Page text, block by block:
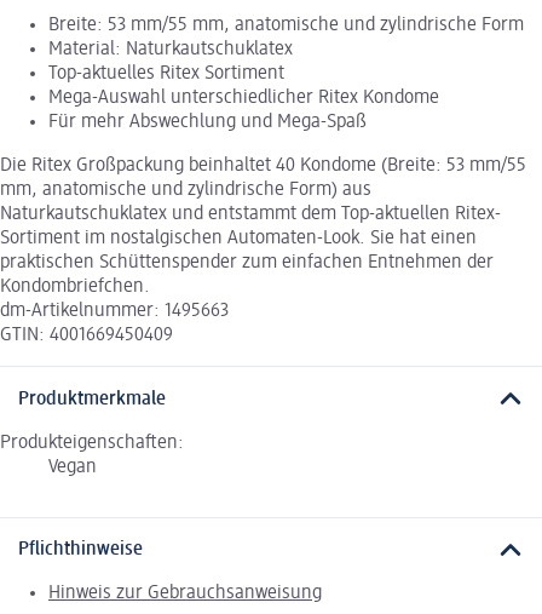
Breite: 53 mm/55 mm, anatomische und zylindrische Form
Material: Naturkautschuklatex
Top-aktuelles Ritex Sortiment
Mega-Auswahl unterschiedlicher Ritex Kondome
Für mehr Abswechlung und Mega-Spaß
Die Ritex Großpackung beinhaltet 40 Kondome (Breite: 53 mm/55
mm, anatomische und zylindrische Form) aus
Naturkautschuklatex und entstammt dem Top-aktuellen Ritex-
Sortiment im nostalgischen Automaten-Look. Sie hat einen
praktischen Schüttenspender zum einfachen Entnehmen der
Kondombriefchen.
dm-Artikelnummer: 1495663
GTIN: 4001669450409
Produktmerkmale
Produkteigenschaften:
Vegan
Pflichthinweise
Hinweis zur Gebrauchsanweisung